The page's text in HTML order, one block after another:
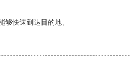
快速到达目的地。